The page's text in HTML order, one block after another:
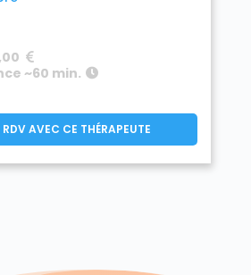
~60 min.
RDV AVEC CE THÉRAPEUTE